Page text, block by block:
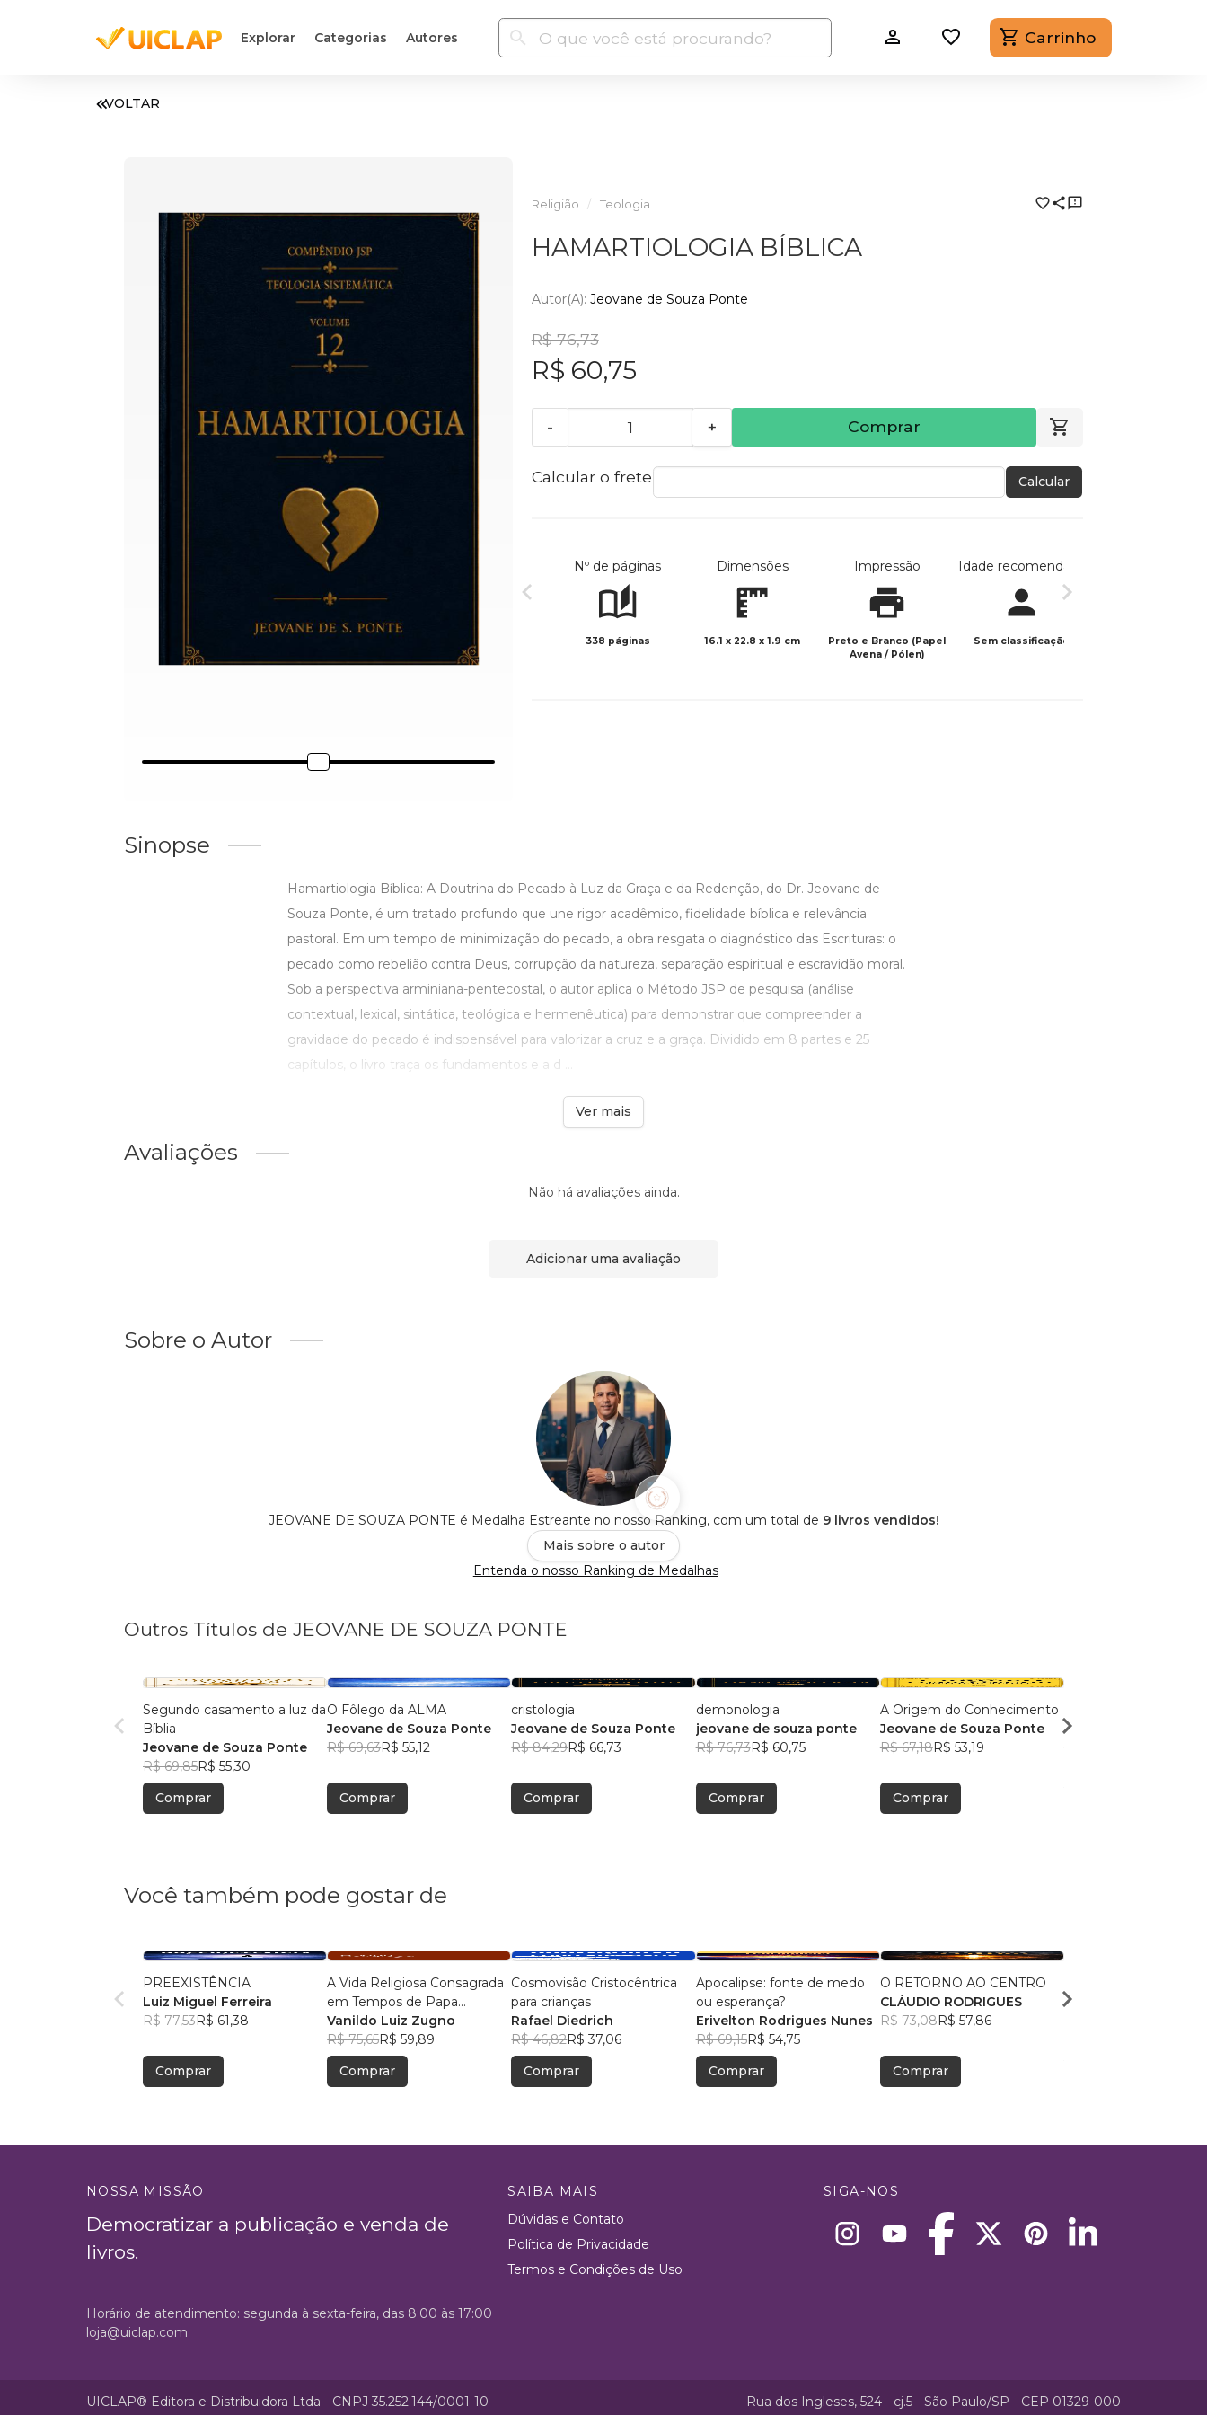
Explorar Categorias Autores Carrinho
VOLTAR
Religião Teologia
HAMARTIOLOGIA BÍBLICA
Autor(a): Jeovane de Souza Ponte
R$ 76,73
R$ 60,75
- + Comprar
Calcular o frete Calcular
Nº de páginas
338 páginas
Dimensões
16.1 x 22.8 x 1.9 cm
Impressão
Preto e Branco (Papel
Avena / Pólen)
Idade recomendada
Sem classificação
Sinopse
Hamartiologia Bíblica: A Doutrina do Pecado à Luz da Graça e da Redenção, do Dr. Jeovane de
Souza Ponte, é um tratado profundo que une rigor acadêmico, fidelidade bíblica e relevância
pastoral. Em um tempo de minimização do pecado, a obra resgata o diagnóstico das Escrituras: o
pecado como rebelião contra Deus, corrupção da natureza, separação espiritual e escravidão moral.
Sob a perspectiva arminiana-pentecostal, o autor aplica o Método JSP de pesquisa (análise
contextual, lexical, sintática, teológica e hermenêutica) para demonstrar que compreender a
gravidade do pecado é indispensável para valorizar a cruz e a graça. Dividido em 8 partes e 25
capítulos, o livro traça os fundamentos e a d ...
Ver mais
Avaliações
Não há avaliações ainda.
Adicionar uma avaliação
Sobre o Autor
JEOVANE DE SOUZA PONTE é Medalha Estreante no nosso Ranking, com um total de 9 livros vendidos!
Mais sobre o autor
Entenda o nosso Ranking de Medalhas
Outros Títulos de JEOVANE DE SOUZA PONTE
Segundo casamento a luz da
Bíblia
Jeovane de Souza Ponte
R$ 69,85R$ 55,30
Comprar
O Fôlego da ALMA
Jeovane de Souza Ponte
R$ 69,63R$ 55,12
Comprar
cristologia
Jeovane de Souza Ponte
R$ 84,29R$ 66,73
Comprar
demonologia
jeovane de souza ponte
R$ 76,73R$ 60,75
Comprar
A Origem do Conhecimento
Jeovane de Souza Ponte
R$ 67,18R$ 53,19
Comprar
Jeovane de Souza
Você também pode gostar de
PREEXISTÊNCIA
Luiz Miguel Ferreira
R$ 77,53R$ 61,38
Comprar
A Vida Religiosa Consagrada
em Tempos de Papa
Francisco
Vanildo Luiz Zugno
R$ 75,65R$ 59,89
Comprar
Cosmovisão Cristocêntrica
para crianças
Rafael Diedrich
R$ 46,82R$ 37,06
Comprar
Apocalipse: fonte de medo
ou esperança?
Erivelton Rodrigues Nunes
R$ 69,15R$ 54,75
Comprar
O RETORNO AO CENTRO
CLÁUDIO RODRIGUES
R$ 73,08R$ 57,86
Comprar
Malik El Shaddai
NOSSA MISSÃO
Democratizar a publicação e venda de
livros.
SAIBA MAIS
Dúvidas e Contato
Política de Privacidade
Termos e Condições de Uso
SIGA-NOS
Horário de atendimento: segunda à sexta-feira, das 8:00 às 17:00
loja@uiclap.com
UICLAP® Editora e Distribuidora Ltda - CNPJ 35.252.144/0001-10 Rua dos Ingleses, 524 - cj.5 - São Paulo/SP - CEP 01329-000